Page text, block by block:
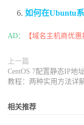
如何在Ubuntu
AD： 【域名主机商优惠
上一篇
CentOS 7配置静态IP地
教程：两种实用方法详
相关推荐